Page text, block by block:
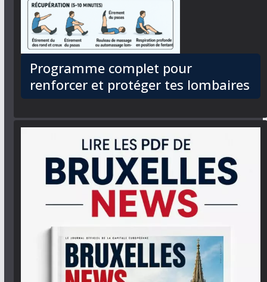
Programme complet pour
renforcer et protéger tes lombaires